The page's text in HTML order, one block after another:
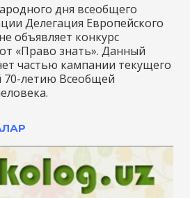
дня всеобщего
Делегация Европейского
объявляет конкурс
«Право знать». Данный
частью кампании текущего
70-летию Всеобщей